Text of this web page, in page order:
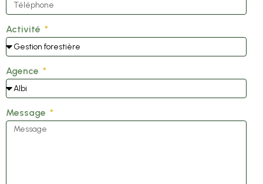
Activité
Agence
Message